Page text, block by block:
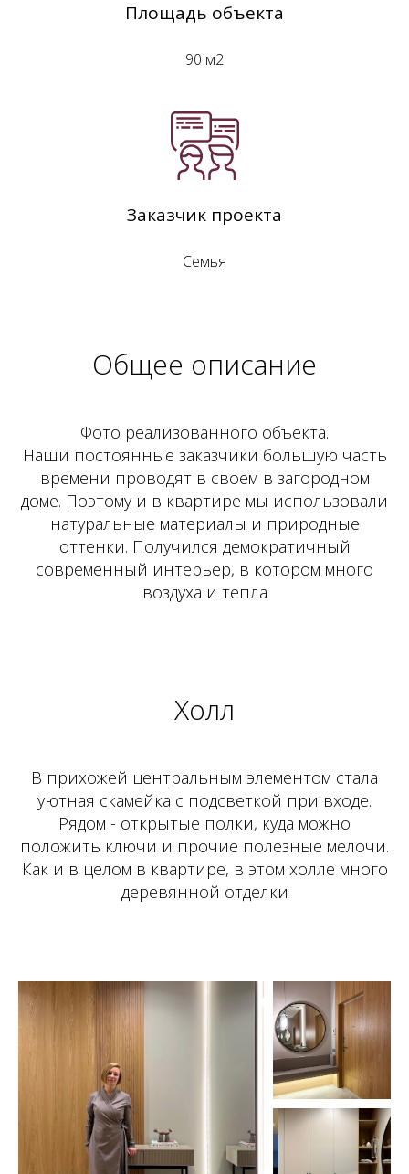
Площадь объекта
90 м2
Заказчик проекта
Семья
Общее описание
Фото реализованного объекта.
Наши постоянные заказчики большую часть
времени проводят в своем в загородном
доме. Поэтому и в квартире мы использовали
натуральные материалы и природные
оттенки. Получился демократичный
современный интерьер, в котором много
воздуха и тепла
Холл
В прихожей центральным элементом стала
уютная скамейка с подсветкой при входе.
Рядом - открытые полки, куда можно
положить ключи и прочие полезные мелочи.
Как и в целом в квартире, в этом холле много
деревянной отделки